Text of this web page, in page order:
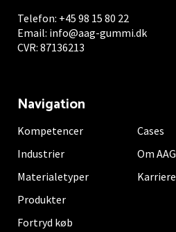
Telefon: +45 98 15 80 22
Email: info@aag-gummi.dk
CVR: 87136213
Navigation
Kompetencer
Industrier
Materialetyper
Produkter
Fortryd køb
Cases
Om AAG
Karriere